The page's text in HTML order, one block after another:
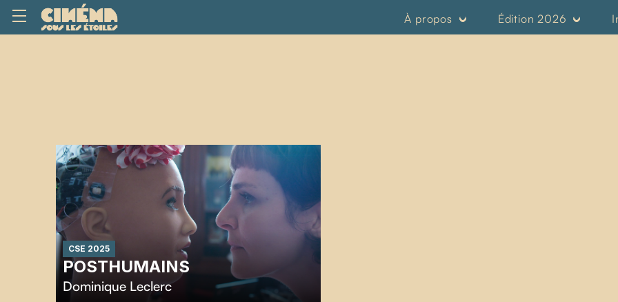
À propos Édition 2026
CSE 2025
POSTHUMAINS
Dominique Leclerc